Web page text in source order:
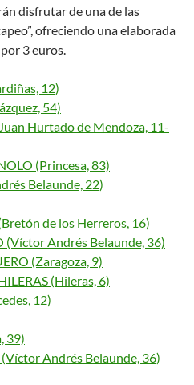
disfrutar de una de las
ofreciendo una elaborada
3 euros.
12)
54)
Hurtado de Mendoza, 11-
(Princesa, 83)
Belaunde, 22)
de los Herreros, 16)
(Víctor Andrés Belaunde, 36)
(Zaragoza, 9)
(Hileras, 6)
12)
39)
Andrés Belaunde, 36)